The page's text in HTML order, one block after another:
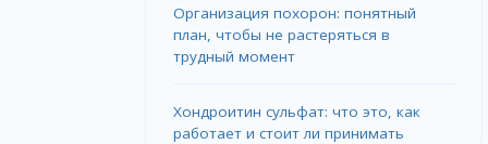
Организация похорон: понятный
план, чтобы не растеряться в
трудный момент
Хондроитин сульфат: что это, как
работает и стоит ли принимать